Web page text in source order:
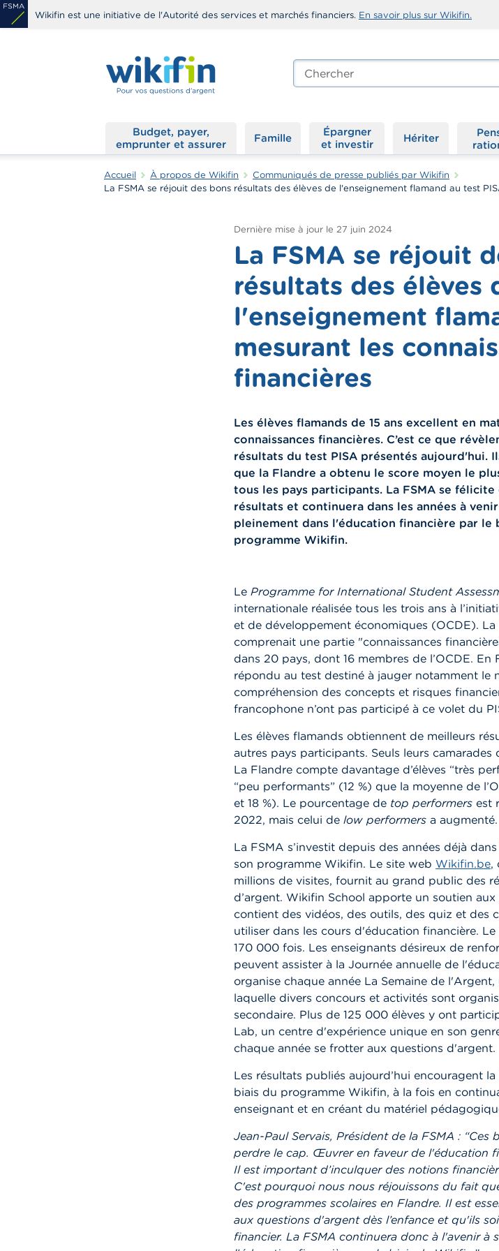
Aller
au
Wikifin est une initiative de l'Autorité des services et marchés financiers. En savoir plus sur Wikifin.
Chercher
edit-
Budget, payer,
emprunter et assurer
Famille
Épargner
et investir
Hériter
Accueil À propos de Wikifin
Communiqués de presse publiés par Wikifin
La FSMA se réjouit des bons résultats des élèves de l'enseignement flamand au test
Dernière mise à jour le 27 juin 2024
La FSMA se réjouit
résultats des élèves
l'enseignement
mesurant les
financières
Les élèves flamands de 15 ans excellent en
connaissances financières. C’est ce que
résultats du test PISA présentés aujourd'hui.
que la Flandre a obtenu le score moyen le
tous les pays participants. La FSMA se félicite
résultats et continuera dans les années à
pleinement dans l'éducation financière par le
programme Wikifin.
Le Programme for International Student
internationale réalisée tous les trois ans à
et de développement économiques (OCDE).
comprenait une partie "connaissances
dans 20 pays, dont 16 membres de l’OCDE. En
répondu au test destiné à jauger notamment le
compréhension des concepts et risques
francophone n’ont pas participé à ce volet du
Les élèves flamands obtiennent de meilleurs
autres pays participants. Seuls leurs
La Flandre compte davantage d’élèves “très
“peu performants” (12 %) que la moyenne de
et 18 %). Le pourcentage de top performers est
2022, mais celui de low performers a augmenté.
La FSMA s’investit depuis des années déjà
son programme Wikifin. Le site web Wikifin.be,
millions de visites, fournit au grand public des
d’argent. Wikifin School apporte un soutien
contient des vidéos, des outils, des quiz et des
utiliser dans les cours d'éducation financière.
170 000 fois. Les enseignants désireux de
peuvent assister à la Journée annuelle de
organise chaque année La Semaine de
laquelle divers concours et activités sont
secondaire. Plus de 125 000 élèves y ont
Lab, un centre d'expérience unique en son
chaque année se frotter aux questions d'argent.
Les résultats publiés aujourd’hui encouragent
biais du programme Wikifin, à la fois en
enseignant et en créant du matériel
Jean-Paul Servais, Président de la FSMA :
perdre le cap. Œuvrer en faveur de l'éducation
Il est important d’inculquer des notions
C'est pourquoi nous nous réjouissons du fait
des programmes scolaires en Flandre. Il est
aux questions d'argent dès l’enfance et qu'ils
financier. La FSMA continuera donc à l'avenir à